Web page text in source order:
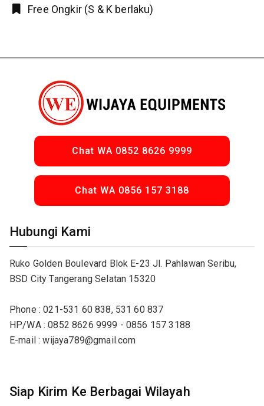
Free Ongkir (S & K berlaku)
Chat WA 0852 8626 9999
Chat WA 0856 157 3188
Hubungi Kami
Ruko Golden Boulevard Blok E-23 Jl. Pahlawan Seribu,
BSD City Tangerang Selatan 15320
Phone : 021-531 60 838, 531 60 837
HP/WA : 0852 8626 9999 - 0856 157 3188
E-mail : wijaya789@gmail.com
Siap Kirim Ke Berbagai Wilayah